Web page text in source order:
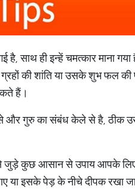
है, साथ ही इन्हें चमत्कार माना
की शांति या उसके शुभ फल की
हैं।
से और गुरु का संबंध केले से है, ठीक
कुछ आसान से उपाय आपके लिए
या इसके पेड़ के नीचे दीपक रखा